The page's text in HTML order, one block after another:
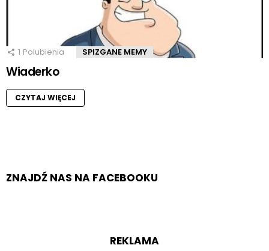
1 Polubienia SPIZGANE MEMY
Wiaderko
CZYTAJ WIĘCEJ
ZNAJDŹ NAS NA FACEBOOKU
REKLAMA